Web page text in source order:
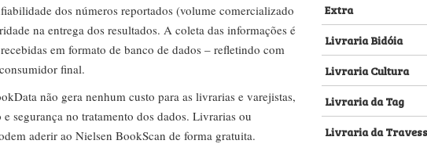
dos números reportados (volume comercializado
na entrega dos resultados. A coleta das informações é
em formato de banco de dados – refletindo com
final.
não gera nenhum custo para as livrarias e varejistas,
segurança no tratamento dos dados. Livrarias ou
aderir ao Nielsen BookScan de forma gratuita.
Extra
Livraria Bidóia
Livraria Cultura
Livraria da Tag
Livraria da